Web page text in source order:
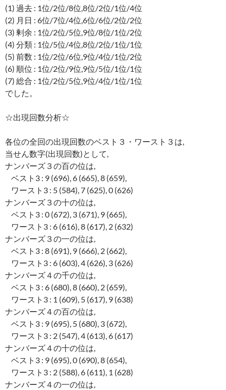
(1) 過去 : 1位/2位/8位,8位/2位/1位/4位
(2) 月日 : 6位/7位/4位,6位/6位/2位/2位
(3) 剰余 : 1位/2位/5位,9位/8位/1位/2位
(4) 分類 : 1位/5位/4位,8位/2位/1位/1位
(5) 前数 : 1位/2位/6位,9位/4位/1位/2位
(6) 順位 : 1位/2位/9位,9位/5位/1位/1位
(7) 総合 : 1位/2位/5位,9位/4位/1位/1位
でした。
☆出現回数分析☆
各位の全回の出現回数のベスト３・ワースト３は,
当せん数字(出現回数)として,
ナンバーズ３の百の位は,
ベスト3 : 9 (696), 6 (665), 8 (659),
ワースト3 : 5 (584), 7 (625), 0 (626)
ナンバーズ３の十の位は,
ベスト3 : 0 (672), 3 (671), 9 (665),
ワースト3 : 6 (616), 8 (617), 2 (632)
ナンバーズ３の一の位は,
ベスト3 : 8 (691), 9 (666), 2 (662),
ワースト3 : 6 (603), 4 (626), 3 (626)
ナンバーズ４の千の位は,
ベスト3 : 6 (680), 8 (660), 2 (659),
ワースト3 : 1 (609), 5 (617), 9 (638)
ナンバーズ４の百の位は,
ベスト3 : 9 (695), 5 (680), 3 (672),
ワースト3 : 2 (547), 4 (613), 6 (617)
ナンバーズ４の十の位は,
ベスト3 : 9 (695), 0 (690), 8 (654),
ワースト3 : 2 (588), 6 (611), 1 (628)
ナンバーズ４の一の位は,